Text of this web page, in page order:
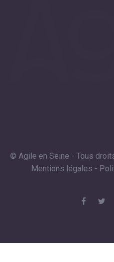
© Agile en Seine - Tous
Mentions légales -